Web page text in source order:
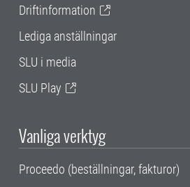
Driftinformation
Lediga anställningar
SLU i media
SLU Play
Vanliga verktyg
Proceedo (beställningar, fakturor)